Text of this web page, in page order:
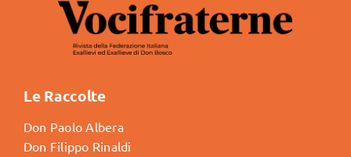
Le Raccolte
Don Paolo Albera
Don Filippo Rinaldi